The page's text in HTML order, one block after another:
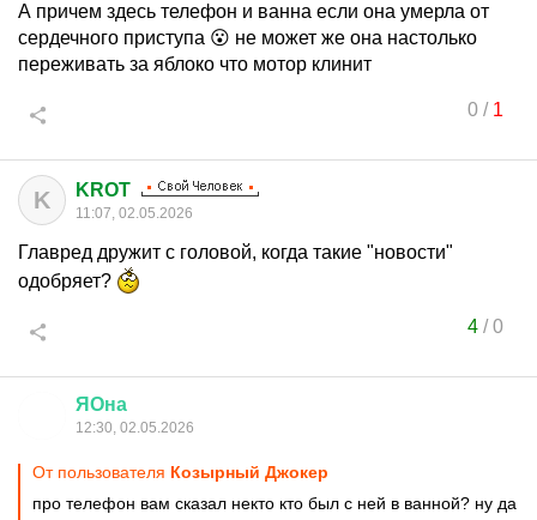
А причем здесь телефон и ванна если она умерла от
сердечного приступа 😮 не может же она настолько
переживать за яблоко что мотор клинит
0/ 1
K KROT
11:07, 02.05.2026
Главред дружит с головой, когда такие "новости"
одобряет?
4/0
ЯОна
12:30, 02.05.2026
От пользователя Козырный Джокер
про телефон вам сказал некто кто был с ней в ванной? ну да